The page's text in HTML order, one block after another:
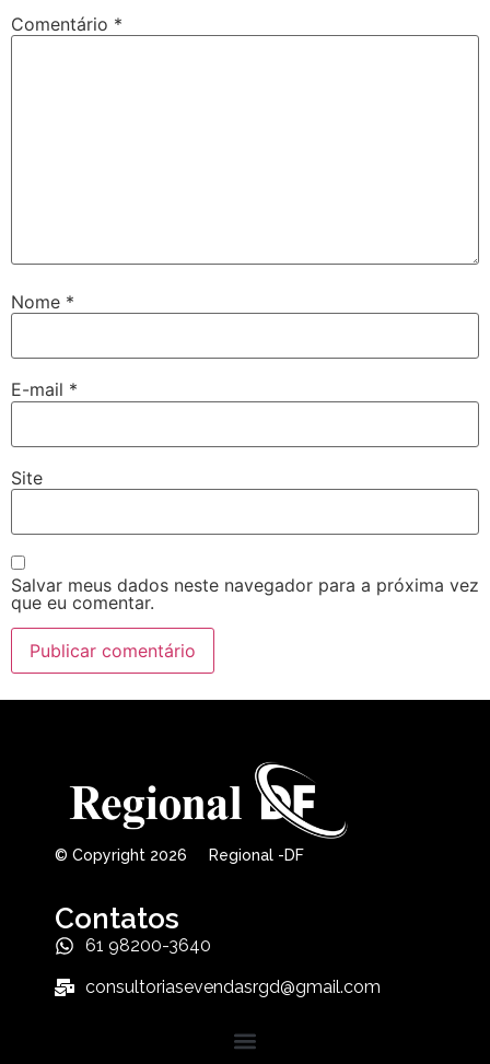
Comentário *
Nome *
E-mail *
Site
Salvar meus dados neste navegador para a próxima vez
que eu comentar.
© Copyright 2026 Regional -DF
Contatos
61 98200-3640
consultoriasevendasrgd@gmail.com